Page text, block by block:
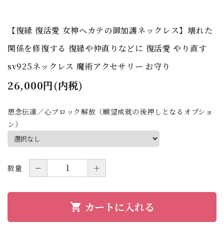
【復縁 復活愛 女神ヘカテの御加護ネックレス】壊れた
関係を修復する 復縁や仲直りなどに 復活愛 やり直す
sv925ネックレス 魔術アクセサリー お守り
26,000円(内税)
思念伝達／心ブロック解放（願望成就の後押しとなるオプショ
ン）
数量 － ＋
shopping_cart カートに入れる